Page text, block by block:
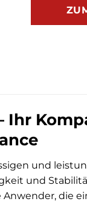
– Ihr
und
und
Anwender, die